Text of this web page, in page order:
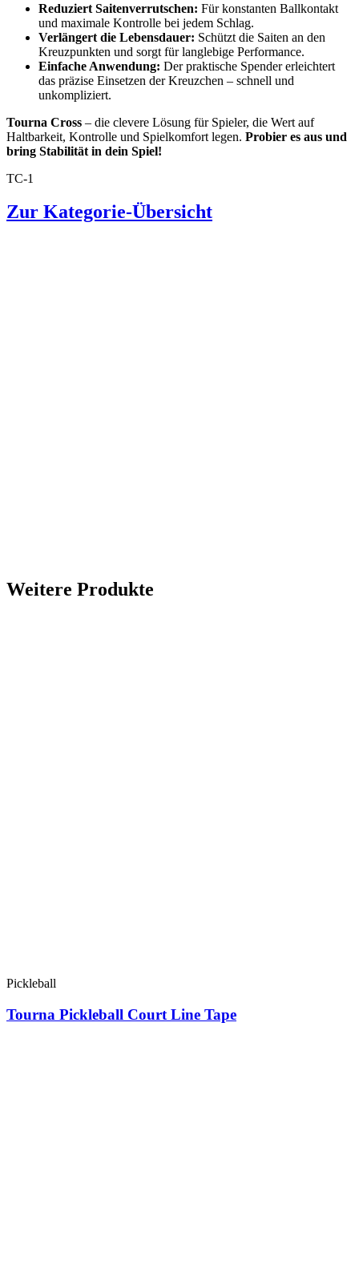
Reduziert Saitenverrutschen: Für konstanten Ballkontakt
und maximale Kontrolle bei jedem Schlag.
Verlängert die Lebensdauer: Schützt die Saiten an den
Kreuzpunkten und sorgt für langlebige Performance.
Einfache Anwendung: Der praktische Spender erleichtert
das präzise Einsetzen der Kreuzchen – schnell und
unkompliziert.
Tourna Cross – die clevere Lösung für Spieler, die Wert auf
Haltbarkeit, Kontrolle und Spielkomfort legen. Probier es aus und
bring Stabilität in dein Spiel!
TC-1
Zur Kategorie-Übersicht
Weitere Produkte
Pickleball
Tourna Pickleball Court Line Tape